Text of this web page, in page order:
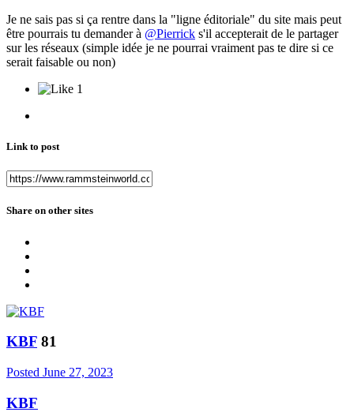
Je ne sais pas si ça rentre dans la "ligne éditoriale" du site mais peut
être pourrais tu demander à @Pierrick s'il accepterait de le partager
sur les réseaux (simple idée je ne pourrai vraiment pas te dire si ce
serait faisable ou non)
1
Link to post
Share on other sites
KBF 81
Posted June 27, 2023
KBF